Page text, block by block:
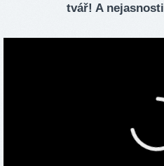
tvář! A